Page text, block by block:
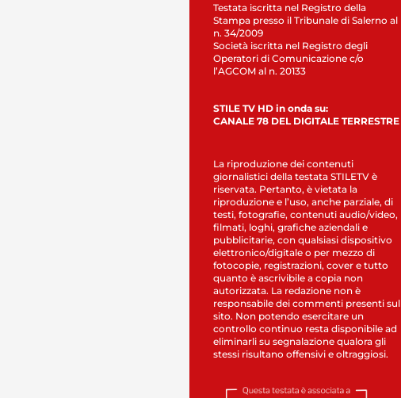
Testata iscritta nel Registro della
Stampa presso il Tribunale di Salerno al
n. 34/2009
Società iscritta nel Registro degli
Operatori di Comunicazione c/o
l’AGCOM al n. 20133
STILE TV HD in onda su:
CANALE 78 DEL DIGITALE TERRESTRE
La riproduzione dei contenuti
giornalistici della testata STILETV è
riservata. Pertanto, è vietata la
riproduzione e l’uso, anche parziale, di
testi, fotografie, contenuti audio/video,
filmati, loghi, grafiche aziendali e
pubblicitarie, con qualsiasi dispositivo
elettronico/digitale o per mezzo di
fotocopie, registrazioni, cover e tutto
quanto è ascrivibile a copia non
autorizzata. La redazione non è
responsabile dei commenti presenti sul
sito. Non potendo esercitare un
controllo continuo resta disponibile ad
eliminarli su segnalazione qualora gli
stessi risultano offensivi e oltraggiosi.